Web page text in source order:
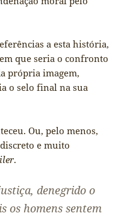
a esta história,
que seria o confronto
própria imagem,
o selo final na sua
Ou, pelo menos,
e muito
.
denegrido o
os homens sentem